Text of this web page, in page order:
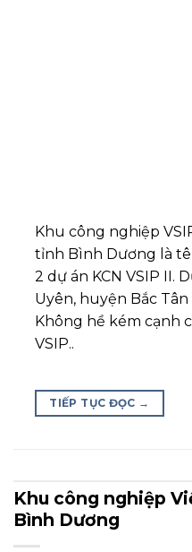
Khu công nghiệp
tỉnh Bình Dương là
2 dự án KCN VSIP II.
Uyên, huyện Bắc
Không hề kém cạnh
VSIP..
TIẾP TỤC ĐỌC →
Khu công nghiệp
Bình Dương